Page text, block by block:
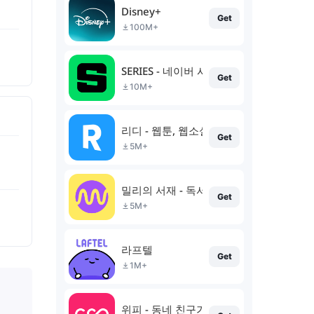
Disney+
100M+
Get
SERIES - 네이버 시리즈
10M+
Get
리디 - 웹툰, 웹소설, 전자책 모두 여기에!
5M+
Get
밀리의 서재 - 독서와 무제한 친해지리
5M+
Get
라프텔
1M+
Get
위피 - 동네 친구가 필요할 때